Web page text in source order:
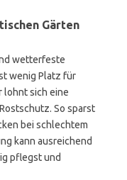
Gärten
wetterfeste
wenig Platz für
lohnt sich eine
So sparst
bei schlechtem
kann ausreichend
pflegst und